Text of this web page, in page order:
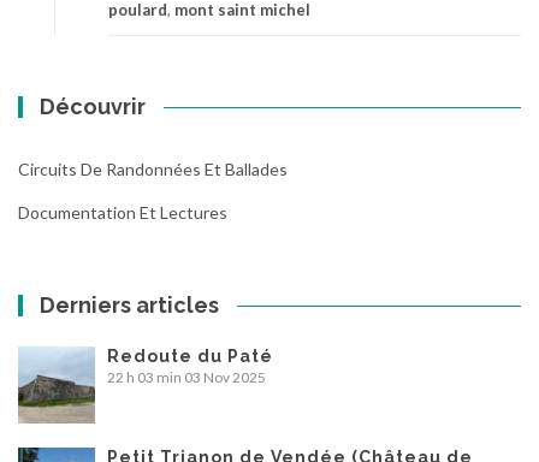
poulard, mont saint michel
Découvrir
Circuits De Randonnées Et Ballades
Documentation Et Lectures
Derniers articles
Redoute du Paté
22 h 03 min 03 Nov 2025
Petit Trianon de Vendée (Château de